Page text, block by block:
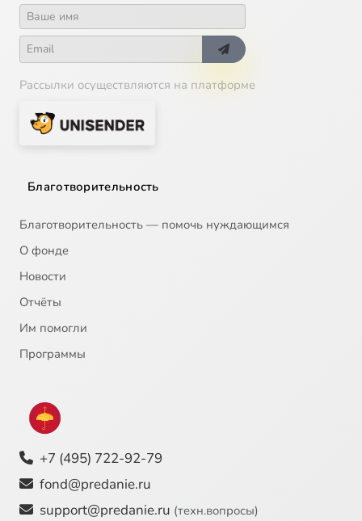
Рассылки осуществляются на платформе
Благотворительность
Благотворительность — помочь нуждающимся
О фонде
Новости
Отчёты
Им помогли
Программы
+7 (495) 722-92-79
fond@predanie.ru
support@predanie.ru (техн.вопросы)